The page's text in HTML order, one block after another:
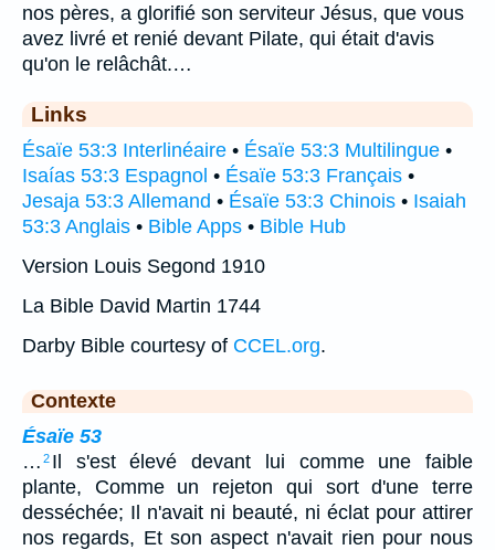
nos pères, a glorifié son serviteur Jésus, que vous
avez livré et renié devant Pilate, qui était d'avis
qu'on le relâchât.…
Links
Ésaïe 53:3 Interlinéaire • Ésaïe 53:3 Multilingue •
Isaías 53:3 Espagnol • Ésaïe 53:3 Français •
Jesaja 53:3 Allemand • Ésaïe 53:3 Chinois • Isaiah
53:3 Anglais • Bible Apps • Bible Hub
Version Louis Segond 1910
La Bible David Martin 1744
Darby Bible courtesy of CCEL.org.
Contexte
Ésaïe 53
… 2 Il s'est élevé devant lui comme une faible
plante, Comme un rejeton qui sort d'une terre
desséchée; Il n'avait ni beauté, ni éclat pour attirer
nos regards, Et son aspect n'avait rien pour nous